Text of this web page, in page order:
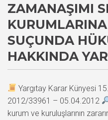
ZAMANAŞIMI
SUÇUNDA
HAKKINDA
Yargıtay Karar Künyesi
2012/33961 – 05.04.2012
kurum ve kuruluşlarının